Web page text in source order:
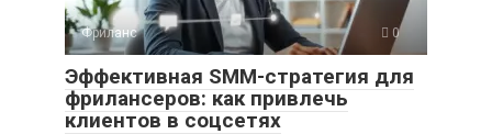
Фриланс 0
Эффективная SMM-стратегия для
фрилансеров: как привлечь
клиентов в соцсетях